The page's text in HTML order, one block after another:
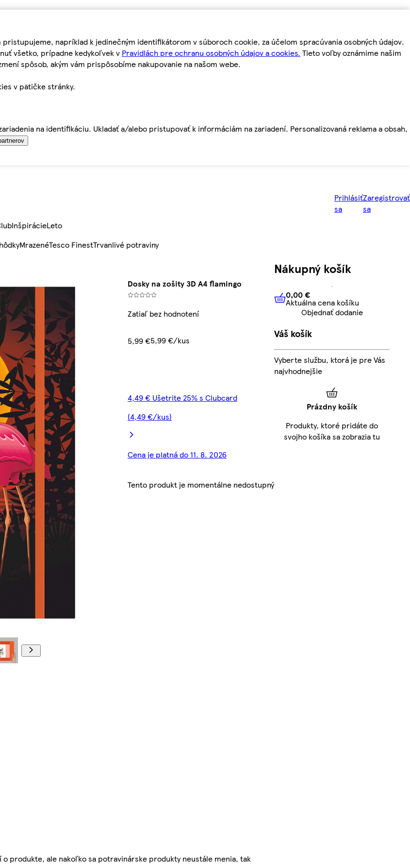
napríklad k jedinečným identifikátorom v súboroch cookie, za účelom spracúvania osobných údajov.
všetko, prípadne kedykoľvek v Pravidlách pre ochranu osobných údajov a cookies. Tieto voľby oznámime našim
spôsob, akým vám prispôsobíme nakupovanie na našom webe.
v pätičke stránky.
na identifikáciu. Ukladať a/alebo pristupovať k informáciám na zariadení. Personalizovaná reklama a obsah,
Prihlásiť
sa
Zaregistrovať
sa
InšpirácieLeto
MrazenéTesco FinestTrvanlivé potraviny
Dosky na zošity 3D A4 flamingo
Zatiaľ bez hodnotení
5,99 €5,99 €/kus
4,49 € Ušetrite 25% s Clubcard
(4,49 €/kus)
Cena je platná do 11. 8. 2026
Tento produkt je momentálne nedostupný
produkte, ale nakoľko sa potravinárske produkty neustále menia, tak
Nákupný košík
0,00 € Aktuálna cena košíku
0,00 €
Aktuálna cena košíku
Objednať dodanie
Váš košík
Vyberte službu, ktorá je pre Vás
najvhodnejšie
Prázdny košík
Produkty, ktoré pridáte do
svojho košíka sa zobrazia tu